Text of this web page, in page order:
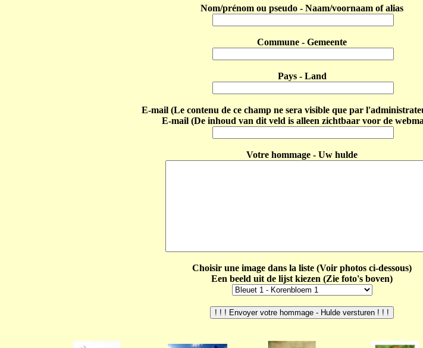
Nom/prénom ou pseudo - Naam/voornaam of alias
Commune - Gemeente
Pays - Land
E-mail (Le contenu de ce champ ne sera visible que par
E-mail (De inhoud van dit veld is alleen zichtbaar voor de
Votre hommage - Uw hulde
Choisir une image dans la liste (Voir photos ci-dessous)
Een beeld uit de lijst kiezen (Zie foto's boven)